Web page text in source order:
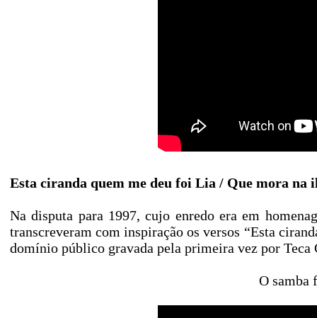
Esta ciranda quem me deu foi Lia / Que mora na
Na disputa para 1997, cujo enredo era em
transcreveram com inspiração os versos “Esta
domínio público gravada pela primeira vez por Teca
O samba